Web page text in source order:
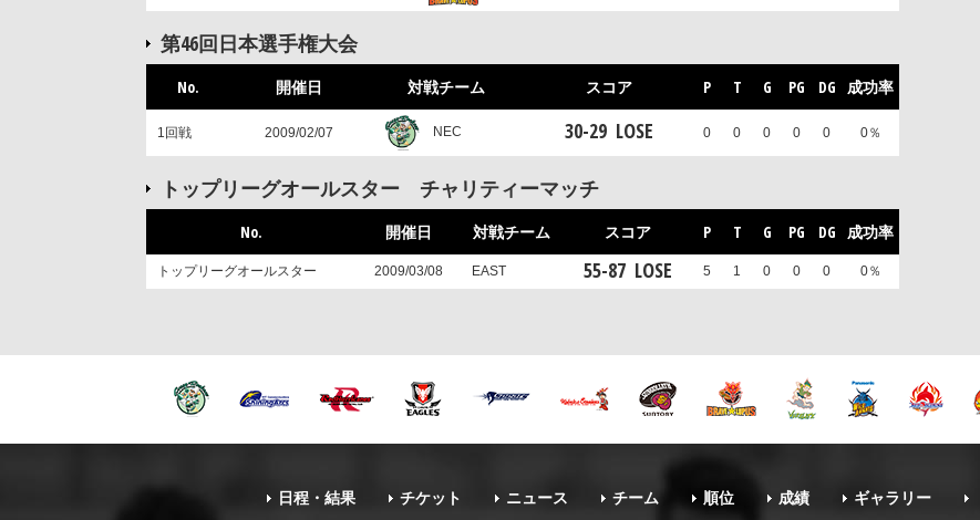
第46回日本選手権大会
No. 開催日 対戦チーム スコア P T G PG DG 成功率
1回戦 2009/02/07 NEC 30-29 LOSE 0 0 0 0 0 0％
トップリーグオールスター チャリティーマッチ
No. 開催日 対戦チーム スコア P T G PG DG 成功率
トップリーグオールスター 2009/03/08 EAST 55-87 LOSE 5 1 0 0 0 0％
日程・結果 チケット ニュース チーム 順位 成績 ギャラリー